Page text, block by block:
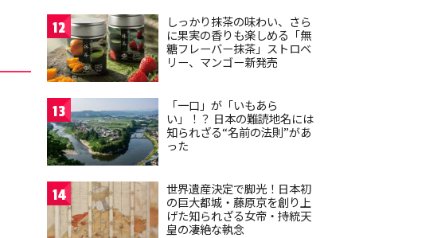
12
しっかり抹茶の味わい、さら
に果実の香りも楽しめる「無
糖フレーバー抹茶」ストロベ
リー、マンゴー新発売
13
「一口」が「いもあら
い」！？ 日本の難読地名には
知られざる“名前の法則”があ
った
14
世界遺産決定で脚光！日本初
の巨大都城・藤原京を創り上
げた知られざる女帝・持統天
皇の凄絶な執念